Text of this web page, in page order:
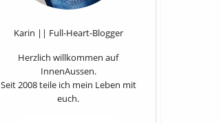
Karin || Full-Heart-Blogger
Herzlich willkommen auf
InnenAussen.
Seit 2008 teile ich mein Leben mit
euch.